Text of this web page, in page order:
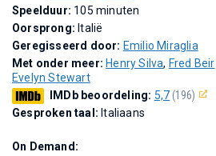
Speelduur: 105 minuten
Oorsprong: Italië
Geregisseerd door: Emilio Miraglia
Met onder meer: Henry Silva, Fred Beir
Evelyn Stewart
IMDb beoordeling: 5,7(196)
Gesproken taal: Italiaans
On Demand: